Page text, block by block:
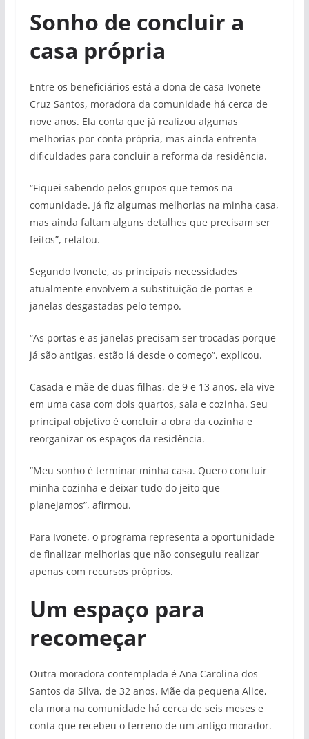
Sonho de concluir a
casa própria
Entre os beneficiários está a dona de casa Ivonete
Cruz Santos, moradora da comunidade há cerca de
nove anos. Ela conta que já realizou algumas
melhorias por conta própria, mas ainda enfrenta
dificuldades para concluir a reforma da residência.
“Fiquei sabendo pelos grupos que temos na
comunidade. Já fiz algumas melhorias na minha casa,
mas ainda faltam alguns detalhes que precisam ser
feitos”, relatou.
Segundo Ivonete, as principais necessidades
atualmente envolvem a substituição de portas e
janelas desgastadas pelo tempo.
“As portas e as janelas precisam ser trocadas porque
já são antigas, estão lá desde o começo”, explicou.
Casada e mãe de duas filhas, de 9 e 13 anos, ela vive
em uma casa com dois quartos, sala e cozinha. Seu
principal objetivo é concluir a obra da cozinha e
reorganizar os espaços da residência.
“Meu sonho é terminar minha casa. Quero concluir
minha cozinha e deixar tudo do jeito que
planejamos”, afirmou.
Para Ivonete, o programa representa a oportunidade
de finalizar melhorias que não conseguiu realizar
apenas com recursos próprios.
Um espaço para
recomeçar
Outra moradora contemplada é Ana Carolina dos
Santos da Silva, de 32 anos. Mãe da pequena Alice,
ela mora na comunidade há cerca de seis meses e
conta que recebeu o terreno de um antigo morador.